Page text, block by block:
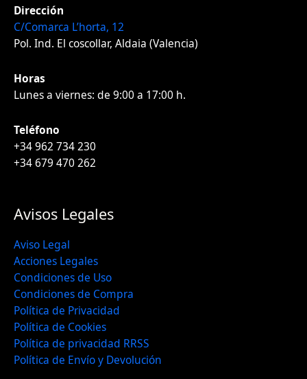
Dirección
C/Comarca L’horta, 12
Pol. Ind. El coscollar, Aldaia (Valencia)
Horas
Lunes a viernes: de 9:00 a 17:00 h.
Teléfono
+34 962 734 230
+34 679 470 262
Avisos Legales
Aviso Legal
Acciones Legales
Condiciones de Uso
Condiciones de Compra
Política de Privacidad
Política de Cookies
Política de privacidad RRSS
Política de Envío y Devolución